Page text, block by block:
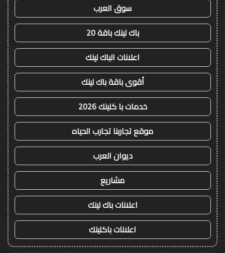
سوق العرب
باك لينك باقة 20
اعلانات الباك لينك
أقوى باقة باك لينك
خدمات با كلينك 2026
موقع تجاربنا تجارب الحياه
ديوان العرب
مشاريع
اعلانات باك لينك
اعلانات باكلينك